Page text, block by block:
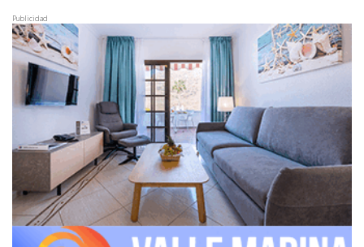
Publicidad